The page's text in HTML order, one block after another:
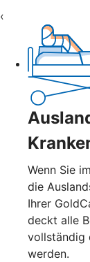
‹
Wenn Sie
die
Ihrer
deckt alle
vollständig
werden.